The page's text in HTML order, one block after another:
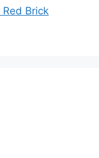
Red Brick